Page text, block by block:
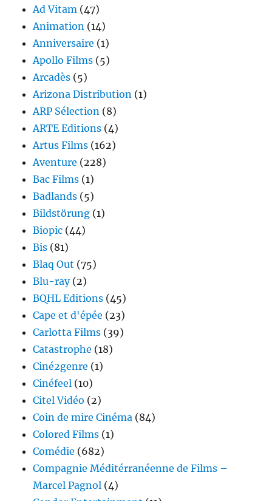
Ad Vitam (47)
Animation (14)
Anniversaire (1)
Apollo Films (5)
Arcadès (5)
Arizona Distribution (1)
ARP Sélection (8)
ARTE Editions (4)
Artus Films (162)
Aventure (228)
Bac Films (1)
Badlands (5)
Bildstörung (1)
Biopic (44)
Bis (81)
Blaq Out (75)
Blu-ray(2)
BQHL Editions (45)
Cape et d'épée (23)
Carlotta Films (39)
Catastrophe (18)
Ciné2genre (1)
Cinéfeel (10)
Citel Vidéo (2)
Coin de mire Cinéma (84)
Colored Films (1)
Comédie (682)
Compagnie Méditérranéenne de Films –
Marcel Pagnol (4)